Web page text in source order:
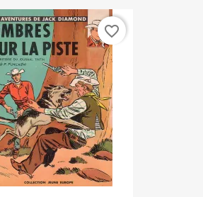
favorite_border